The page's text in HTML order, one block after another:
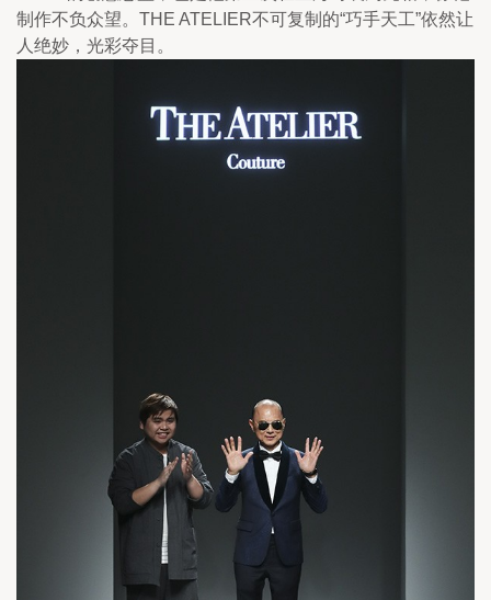
制作不负众望。THE ATELIER不可复制的“巧手天工”依然让
人绝妙，光彩夺目。